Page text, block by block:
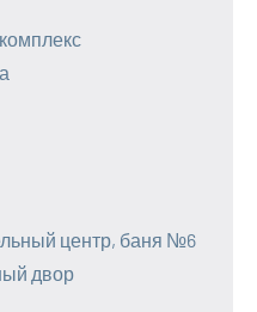
центр, баня №6
двор